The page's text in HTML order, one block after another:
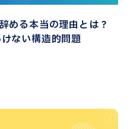
める本当の理由とは？
ない構造的問題